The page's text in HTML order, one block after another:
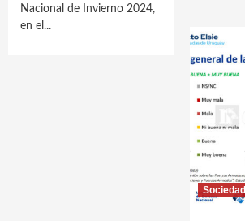
Nacional de Invierno 2024,
en el...
Sociedad